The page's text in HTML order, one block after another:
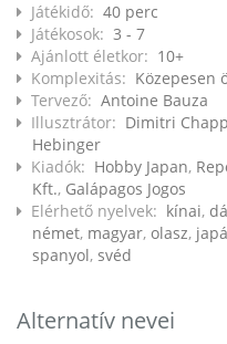
Játékidő: 40 perc
Játékosok: 3 - 7
Ajánlott életkor: 10+
Komplexitás: Közepesen
Tervező: Antoine Bauza
Illusztrátor: Dimitri
Hebinger
Kiadók: Hobby Japan,
Kft., Galápagos Jogos
Elérhető nyelvek: kínai,
német, magyar, olasz,
spanyol, svéd
Alternatív nevei